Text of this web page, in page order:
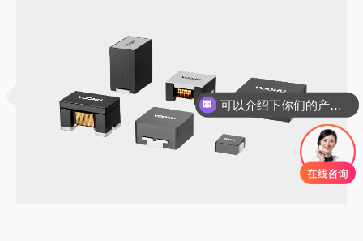
可以介绍下你们的产品么